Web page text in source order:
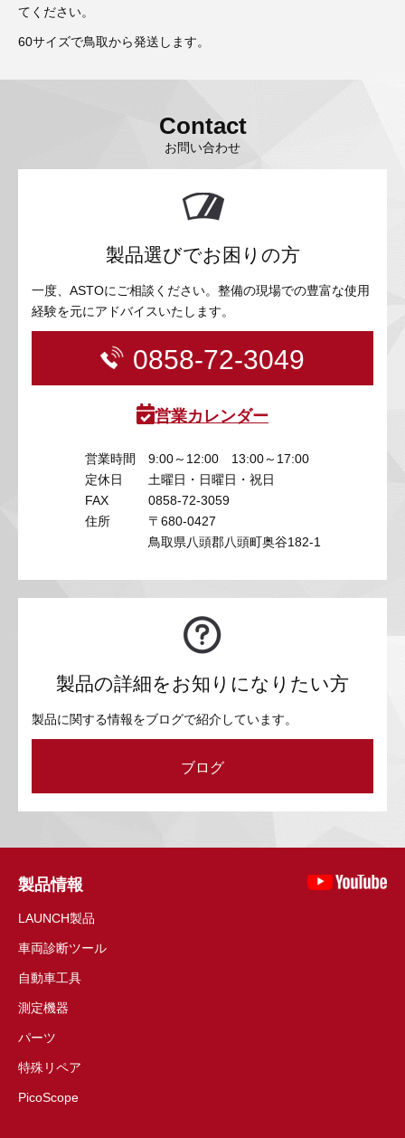
てください。
60サイズで鳥取から発送します。
Contact
お問い合わせ
製品選びでお困りの方
一度、ASTOにご相談ください。整備の現場での豊富な使用
経験を元にアドバイスいたします。
0858-72-3049
営業カレンダー
営業時間
9:00～12:00 13:00～17:00
定休日
土曜日・日曜日・祝日
FAX
0858-72-3059
住所
〒680-0427
鳥取県八頭郡八頭町奥谷182-1
製品の詳細をお知りになりたい方
製品に関する情報をブログで紹介しています。
ブログ
製品情報
LAUNCH製品
車両診断ツール
自動車工具
測定機器
パーツ
特殊リペア
PicoScope